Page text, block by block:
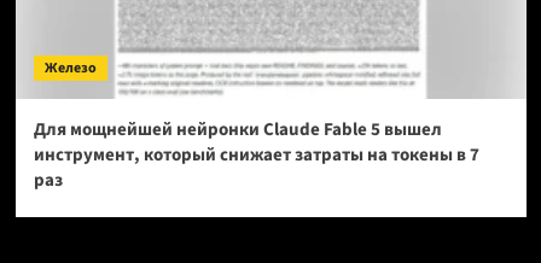
Железо
Для мощнейшей нейронки Claude Fable 5 вышел
инструмент, который снижает затраты на токены в 7
раз